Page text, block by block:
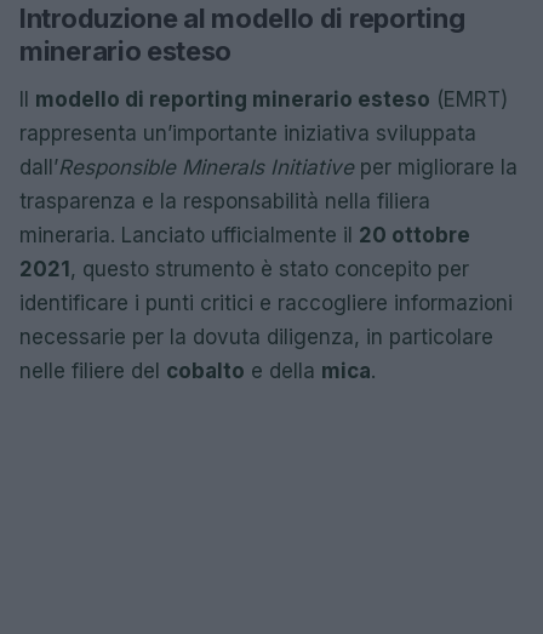
Introduzione al modello di reporting
minerario esteso
Il modello di reporting minerario esteso (EMRT)
rappresenta un’importante iniziativa sviluppata
dall’Responsible Minerals Initiativeper migliorare la
trasparenza e la responsabilità nella filiera
mineraria. Lanciato ufficialmente il 20 ottobre
2021, questo strumento è stato concepito per
identificare i punti critici e raccogliere informazioni
necessarie per la dovuta diligenza, in particolare
nelle filiere del cobalto e della mica.